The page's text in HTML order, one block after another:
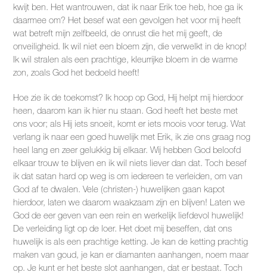
kwijt ben. Het wantrouwen, dat ik naar Erik toe heb, hoe ga ik
daarmee om? Het besef wat een gevolgen het voor mij heeft
wat betreft mijn zelfbeeld, de onrust die het mij geeft, de
onveiligheid. Ik wil niet een bloem zijn, die verwelkt in de knop!
Ik wil stralen als een prachtige, kleurrijke bloem in de warme
zon, zoals God het bedoeld heeft!
Hoe zie ik de toekomst? Ik hoop op God, Hij helpt mij hierdoor
heen, daarom kan ik hier nu staan. God heeft het beste met
ons voor; als Hij iets snoeit, komt er iets moois voor terug. Wat
verlang ik naar een goed huwelijk met Erik, ik zie ons graag nog
heel lang en zeer gelukkig bij elkaar. Wij hebben God beloofd
elkaar trouw te blijven en ik wil niets liever dan dat. Toch besef
ik dat satan hard op weg is om iedereen te verleiden, om van
God af te dwalen. Vele (christen-) huwelijken gaan kapot
hierdoor, laten we daarom waakzaam zijn en blijven! Laten we
God de eer geven van een rein en werkelijk liefdevol huwelijk!
De verleiding ligt op de loer. Het doet mij beseffen, dat ons
huwelijk is als een prachtige ketting. Je kan de ketting prachtig
maken van goud, je kan er diamanten aanhangen, noem maar
op. Je kunt er het beste slot aanhangen, dat er bestaat. Toch